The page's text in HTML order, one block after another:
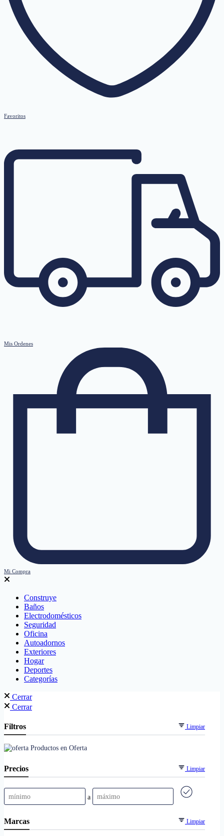
Favoritos
Mis Ordenes
Mi Compra
Construye
Baños
Electrodomésticos
Seguridad
Oficina
Autoadornos
Exteriores
Hogar
Deportes
Categorías
Cerrar
Cerrar
Filtros Limpiar
Productos en Oferta
Precios Limpiar
a
Marcas Limpiar